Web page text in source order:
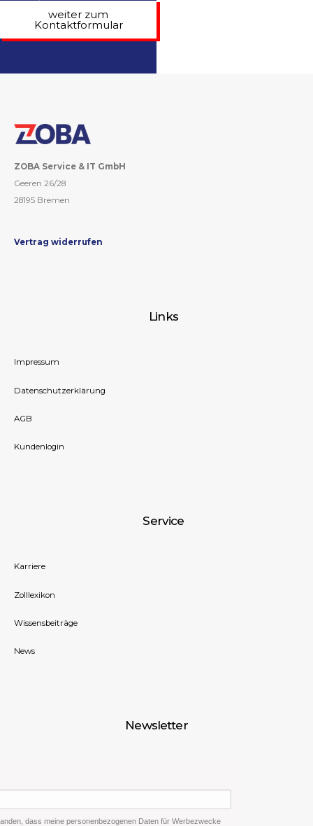
weiter zum
Kontaktformular
ZOBA Service & IT GmbH
Geeren 26/28
28195 Bremen
Vertrag widerrufen
Links
Impressum
Datenschutzerklärung
AGB
Kundenlogin
Service
Karriere
Zolllexikon
Wissensbeiträge
News
Newsletter
dass meine personenbezogenen Daten für Werbezwecke